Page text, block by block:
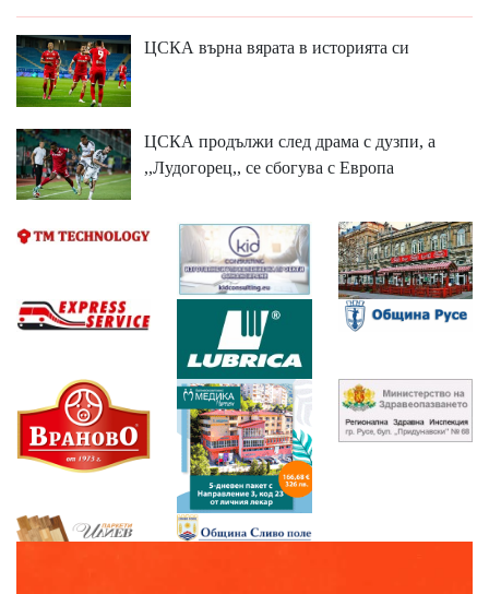
ЦСКА върна вярата в историята си
ЦСКА продължи след драма с дузпи, а
,,Лудогорец,, се сбогува с Европа